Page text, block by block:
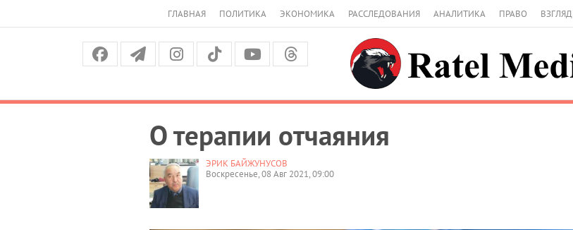
ГЛАВНАЯ ПОЛИТИКА ЭКОНОМИКА РАССЛЕДОВАНИЯ АНАЛИТИКА ПРАВО ВЗГЛЯД
О терапии отчаяния
ЭРИК БАЙЖУНУСОВ
Воскресенье, 08 Авг 2021, 09:00